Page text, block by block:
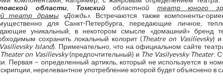
области, Томскийобластной театр юного
театр драмы«Дождь». Встречаются также компоненты-
для Санкт-Петербурга, передающие личное,
уникальный, в некотором смысле «домашний» бренд
сохранить локальный колорит (Theatre on Vasilievsky) и
Island). Примечательно, что на официальном сайте
Theater on Vasilievsky(предпочтительный) и The Vasilyevsky Theater.
Первая – определенный артикль, который не используется в
нерелевантное употребление которой будет объяснено в